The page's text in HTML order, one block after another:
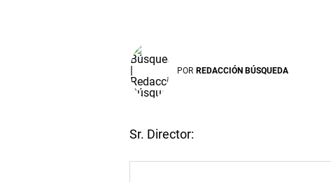
POR REDACCIÓN BÚSQUEDA
Sr. Director: